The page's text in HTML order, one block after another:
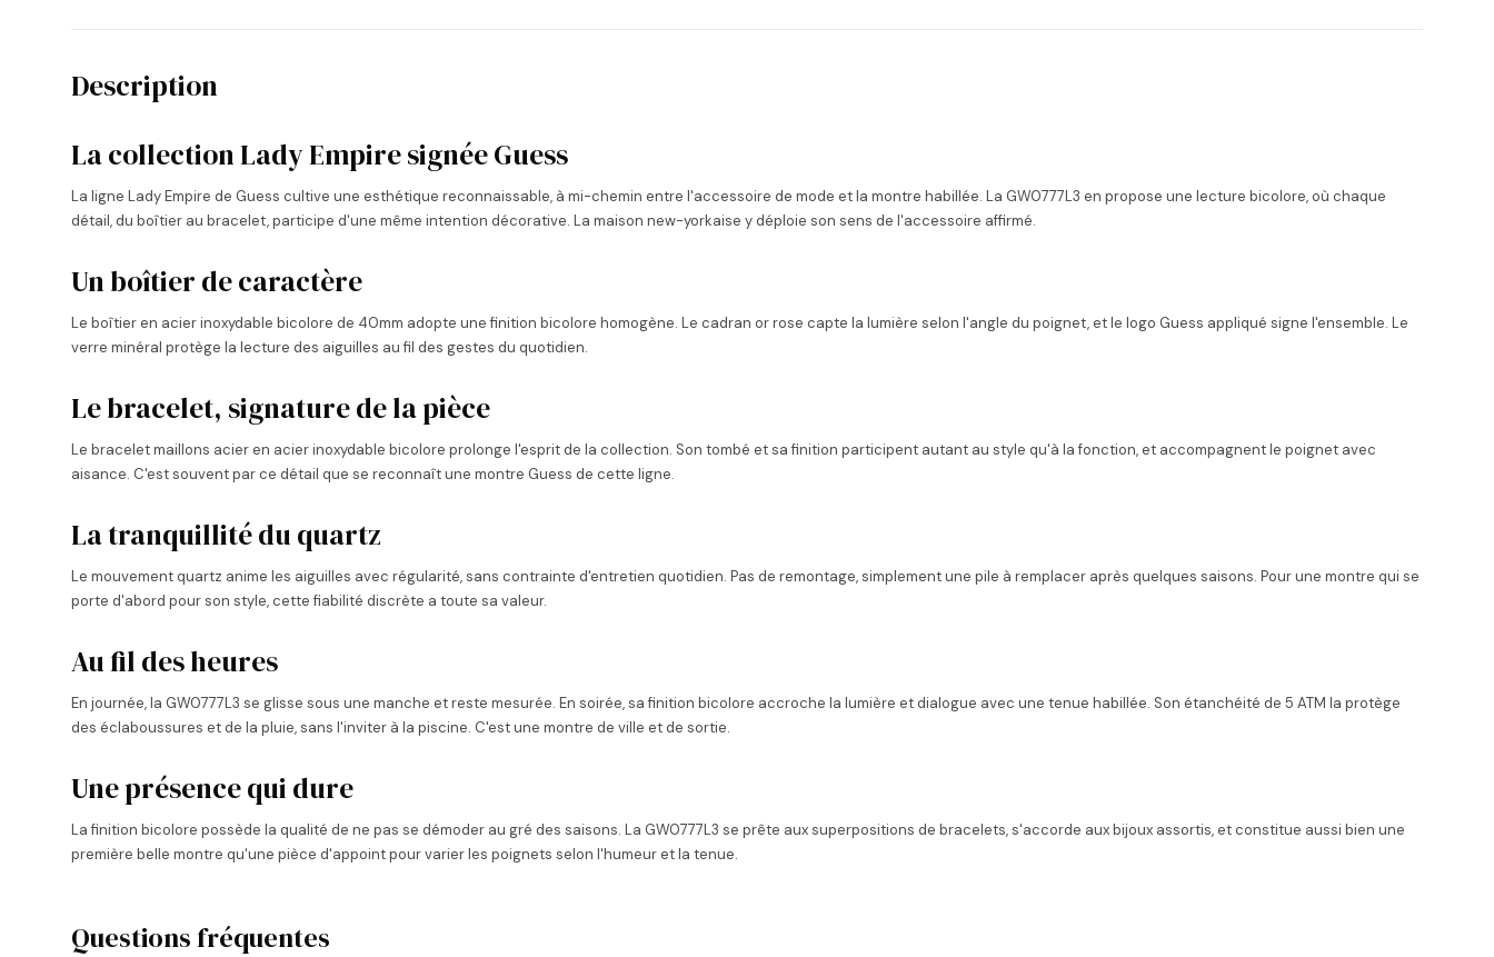
Description
La collection Lady Empire signée Guess
La ligne Lady Empire de Guess cultive une esthétique reconnaissable, à mi-chemin entre l'accessoire de mode et la montre habillée. La GW0777L3 en propose une lecture bicolore, où chaque
détail, du boîtier au bracelet, participe d'une même intention décorative. La maison new-yorkaise y déploie son sens de l'accessoire affirmé.
Un boîtier de caractère
Le boîtier en acier inoxydable bicolore de 40mm adopte une finition bicolore homogène. Le cadran or rose capte la lumière selon l'angle du poignet, et le logo Guess appliqué signe l'ensemble. Le
verre minéral protège la lecture des aiguilles au fil des gestes du quotidien.
Le bracelet, signature de la pièce
Le bracelet maillons acier en acier inoxydable bicolore prolonge l'esprit de la collection. Son tombé et sa finition participent autant au style qu'à la fonction, et accompagnent le poignet avec
aisance. C'est souvent par ce détail que se reconnaît une montre Guess de cette ligne.
La tranquillité du quartz
Le mouvement quartz anime les aiguilles avec régularité, sans contrainte d'entretien quotidien. Pas de remontage, simplement une pile à remplacer après quelques saisons. Pour une montre qui se
porte d'abord pour son style, cette fiabilité discrète a toute sa valeur.
Au fil des heures
En journée, la GW0777L3 se glisse sous une manche et reste mesurée. En soirée, sa finition bicolore accroche la lumière et dialogue avec une tenue habillée. Son étanchéité de 5 ATM la protège
des éclaboussures et de la pluie, sans l'inviter à la piscine. C'est une montre de ville et de sortie.
Une présence qui dure
La finition bicolore possède la qualité de ne pas se démoder au gré des saisons. La GW0777L3 se prête aux superpositions de bracelets, s'accorde aux bijoux assortis, et constitue aussi bien une
première belle montre qu'une pièce d'appoint pour varier les poignets selon l'humeur et la tenue.
Questions fréquentes